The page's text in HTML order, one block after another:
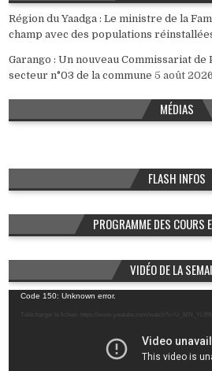
Région du Yaadga : Le ministre de la
champ avec des populations
Garango : Un nouveau Commissariat de
secteur n°03 de la commune 5 août 2026
MÉDIAS
FLASH INFOS
PROGRAMME DES COURS
VIDÉO DE LA
Lecteur
vidéo
Code 150: Unknown error.
Télécharger le fichier: https://www.youtube.com/